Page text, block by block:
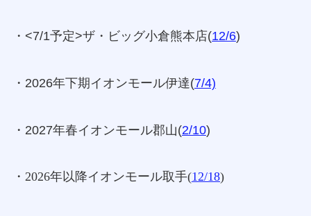
・<7/1予定>ザ・ビッグ小倉熊本店(12/6)
・2026年下期イオンモール伊達(7/4)
・2027年春イオンモール郡山(2/10)
・2026年以降イオンモール取手(12/18)